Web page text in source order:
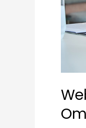
IVR